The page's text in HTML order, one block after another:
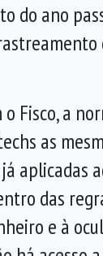
do ano
Fisco, a
as
aplicadas
das
e à